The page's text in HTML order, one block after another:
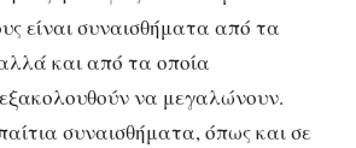
είναι συναισθήματα από τα
και από τα οποία
να μεγαλώνουν.
συναισθήματα, όπως και σε